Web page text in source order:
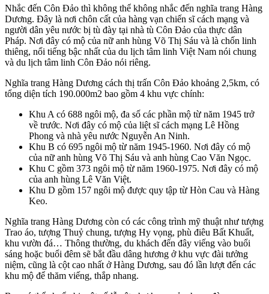
Nhắc đến Côn Đảo thì không thể không nhắc đến nghĩa trang Hàng
Dương. Đây là nơi chôn cất của hàng vạn chiến sĩ cách mạng và
người dân yêu nước bị tù đày tại nhà tù Côn Đảo của thực dân
Pháp. Nơi đây có mộ của nữ anh hùng Võ Thị Sáu và là chốn linh
thiêng, nổi tiếng bậc nhất của du lịch tâm linh Việt Nam nói chung
và du lịch tâm linh Côn Đảo nói riêng.
Nghĩa trang Hàng Dương cách thị trấn Côn Đảo khoảng 2,5km, có
tổng diện tích 190.000m2 bao gồm 4 khu vực chính:
Khu A có 688 ngôi mộ, đa số các phần mộ từ năm 1945 trở
về trước. Nơi đây có mộ của liệt sĩ cách mạng Lê Hồng
Phong và nhà yêu nước Nguyễn An Ninh.
Khu B có 695 ngôi mộ từ năm 1945-1960. Nơi đây có mộ
của nữ anh hùng Võ Thị Sáu và anh hùng Cao Văn Ngọc.
Khu C gồm 373 ngôi mộ từ năm 1960-1975. Nơi đây có mộ
của anh hùng Lê Văn Việt.
Khu D gồm 157 ngôi mộ được quy tập từ Hòn Cau và Hàng
Keo.
Nghĩa trang Hàng Dương còn có các công trình mỹ thuật như tượng
Trao áo, tượng Thuỷ chung, tượng Hy vọng, phù điêu Bất Khuất,
khu vườn đá… Thông thường, du khách đến đây viếng vào buổi
sáng hoặc buổi đêm sẽ bắt đầu dâng hương ở khu vực đài tưởng
niệm, cũng là cột cao nhất ở Hàng Dương, sau đó lần lượt đến các
khu mộ để thăm viếng, thắp nhang.